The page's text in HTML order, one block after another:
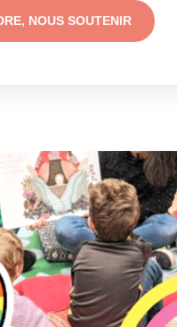
NOUS SOUTENIR